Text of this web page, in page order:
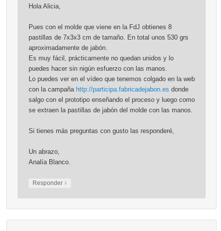
Hola Alicia,
Pues con el molde que viene en la FdJ obtienes 8
pastillas de 7x3x3 cm de tamaño. En total unos 530 grs
aproximadamente de jabón.
Es muy fácil, prácticamente no quedan unidos y lo
puedes hacer sin nigún esfuerzo con las manos.
Lo puedes ver en el vídeo que tenemos colgado en la web
con la campaña http://participa.fabricadejabon.es donde
salgo con el prototipo enseñando el proceso y luego como
se extraen la pastillas de jabón del molde con las manos.
Si tienes más preguntas con gusto las responderé,
Un abrazo,
Analía Blanco.
Responder ↓